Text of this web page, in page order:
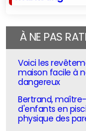
À NE PAS
Voici les
maison facile à
dangereux
Bertrand,
d'enfants en
physique des